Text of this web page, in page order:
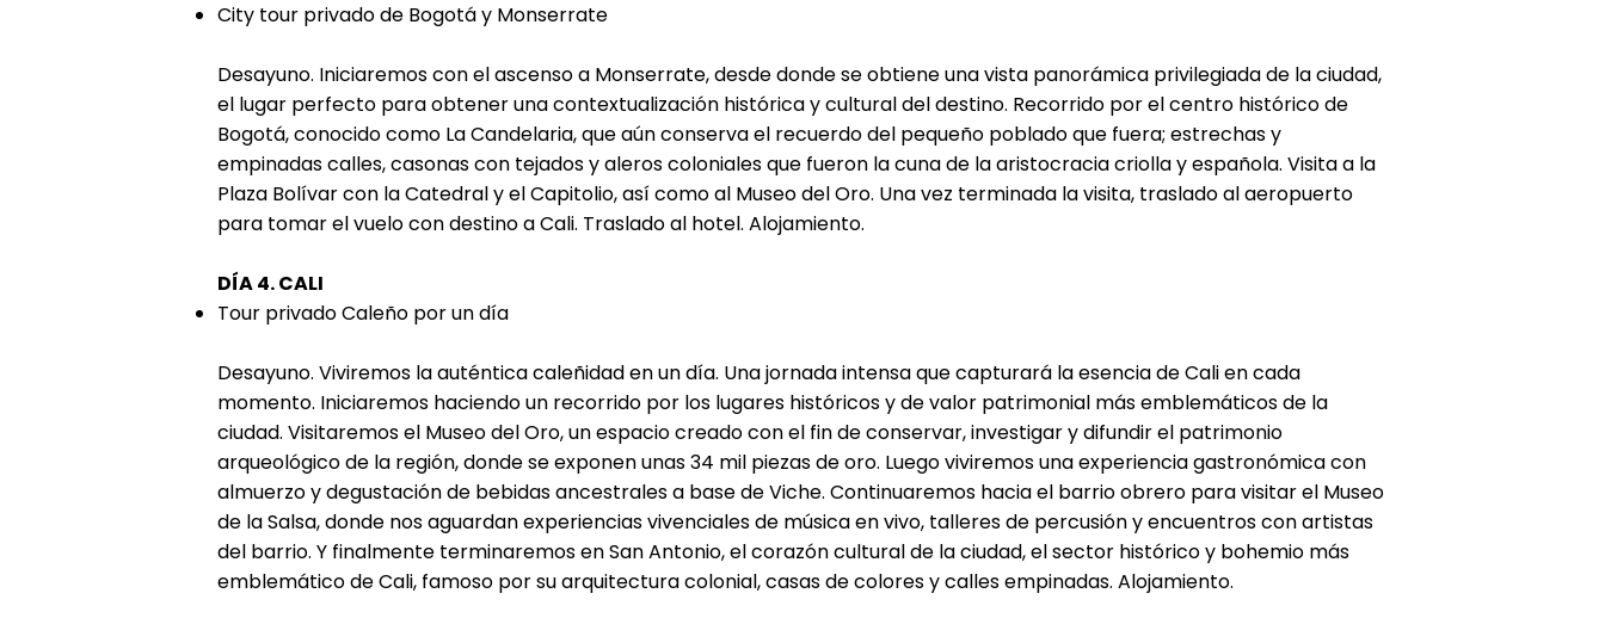
City tour privado de Bogotá y Monserrate
Desayuno. Iniciaremos con el ascenso a Monserrate, desde donde se obtiene una vista panorámica privilegiada de la ciudad,
el lugar perfecto para obtener una contextualización histórica y cultural del destino. Recorrido por el centro histórico de
Bogotá, conocido como La Candelaria, que aún conserva el recuerdo del pequeño poblado que fuera; estrechas y
empinadas calles, casonas con tejados y aleros coloniales que fueron la cuna de la aristocracia criolla y española. Visita a la
Plaza Bolívar con la Catedral y el Capitolio, así como al Museo del Oro. Una vez terminada la visita, traslado al aeropuerto
para tomar el vuelo con destino a Cali. Traslado al hotel. Alojamiento.
DÍA 4. CALI
Tour privado Caleño por un día
Desayuno. Viviremos la auténtica caleñidad en un día. Una jornada intensa que capturará la esencia de Cali en cada
momento. Iniciaremos haciendo un recorrido por los lugares históricos y de valor patrimonial más emblemáticos de la
ciudad. Visitaremos el Museo del Oro, un espacio creado con el fin de conservar, investigar y difundir el patrimonio
arqueológico de la región, donde se exponen unas 34 mil piezas de oro. Luego viviremos una experiencia gastronómica con
almuerzo y degustación de bebidas ancestrales a base de Viche. Continuaremos hacia el barrio obrero para visitar el Museo
de la Salsa, donde nos aguardan experiencias vivenciales de música en vivo, talleres de percusión y encuentros con artistas
del barrio. Y finalmente terminaremos en San Antonio, el corazón cultural de la ciudad, el sector histórico y bohemio más
emblemático de Cali, famoso por su arquitectura colonial, casas de colores y calles empinadas. Alojamiento.